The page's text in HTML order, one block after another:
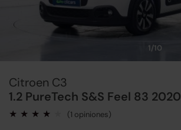
1/10
Citroen C3
1.2 PureTech S&S Feel 83 2020
(1 opiniones)